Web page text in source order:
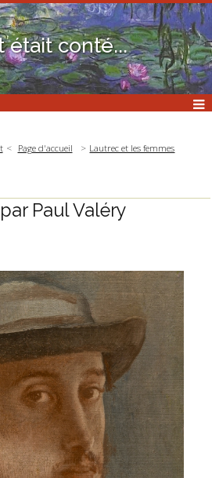
était conté...
Page d'accueil Lautrec et les femmes
Paul Valéry